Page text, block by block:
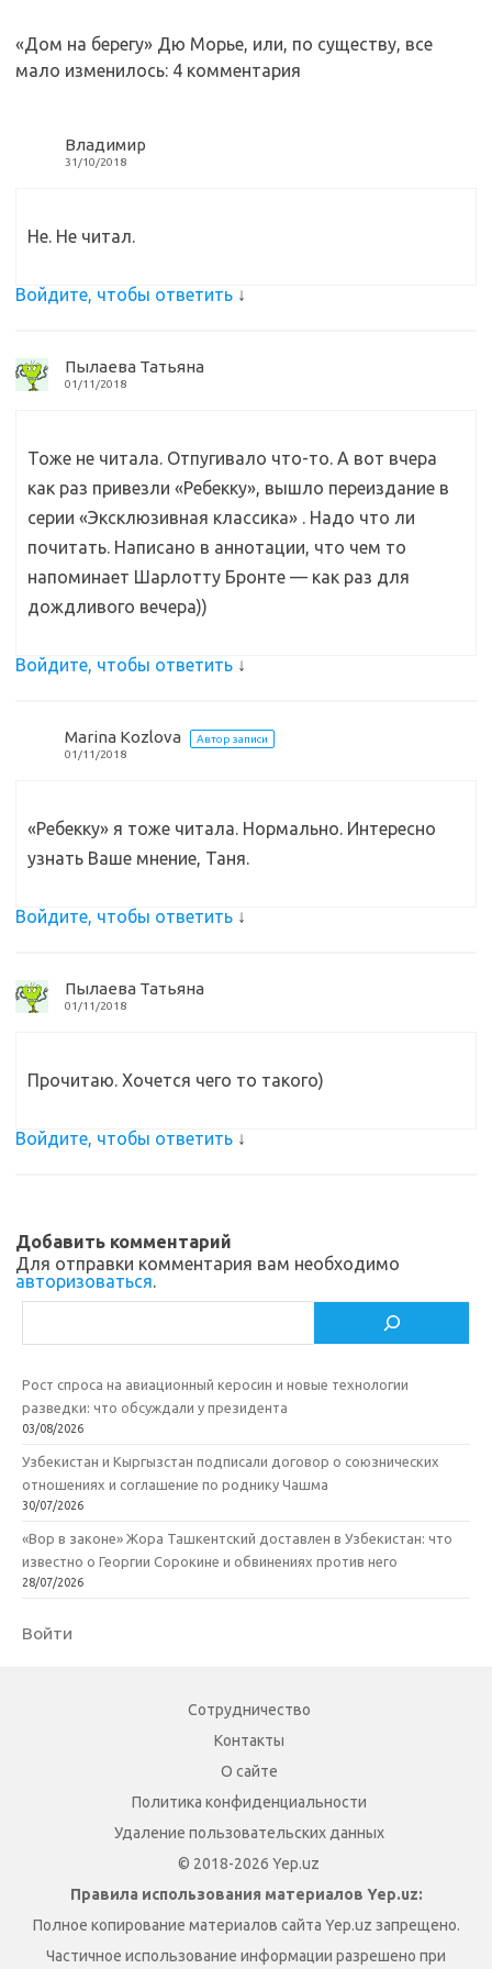
n
i
o
k
в
и
«Дом на берегу» Дю Морье, или, по существу, все
мало изменилось: 4 комментария
Владимир
31/10/2018
Не. Не читал.
Войдите, чтобы ответить ↓
Пылаева Татьяна
01/11/2018
Тоже не читала. Отпугивало что-то. А вот вчера
как раз привезли «Ребекку», вышло переиздание в
серии «Эксклюзивная классика» . Надо что ли
почитать. Написано в аннотации, что чем то
напоминает Шарлотту Бронте — как раз для
дождливого вечера))
Войдите, чтобы ответить ↓
Marina Kozlova
Автор записи
01/11/2018
«Ребекку» я тоже читала. Нормально. Интересно
узнать Ваше мнение, Таня.
Войдите, чтобы ответить ↓
Пылаева Татьяна
01/11/2018
Прочитаю. Хочется чего то такого)
Войдите, чтобы ответить ↓
Добавить комментарий
Для отправки комментария вам необходимо
авторизоваться.
Рост спроса на авиационный керосин и новые технологии
разведки: что обсуждали у президента
03/08/2026
Узбекистан и Кыргызстан подписали договор о союзнических
отношениях и соглашение по роднику Чашма
30/07/2026
«Вор в законе» Жора Ташкентский доставлен в Узбекистан: что
известно о Георгии Сорокине и обвинениях против него
28/07/2026
Войти
Сотрудничество
Контакты
О сайте
Политика конфиденциальности
Удаление пользовательских данных
© 2018-2026 Yep.uz
Правила использования материалов Yep.uz:
Полное копирование материалов сайта Yep.uz запрещено.
Частичное использование информации разрешено при